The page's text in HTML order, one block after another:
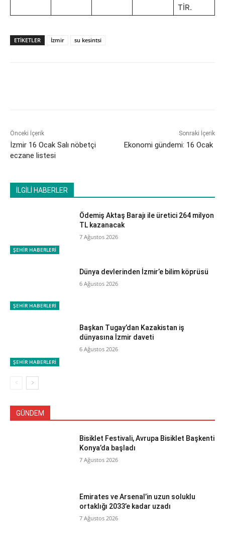
TİR.
ETİKETLER İzmir su kesintsi
Önceki İçerik
İzmir 16 Ocak Salı nöbetçi
eczane listesi
Sonraki İçerik
Ekonomi gündemi: 16 Ocak
İLGİLİ HABERLER
ŞEHİR HABERLERİ
Ödemiş Aktaş Barajı ile üretici 264 milyon
TL kazanacak
7 Ağustos 2026
ŞEHİR HABERLERİ
Dünya devlerinden İzmir’e bilim köprüsü
6 Ağustos 2026
ŞEHİR HABERLERİ
Başkan Tugay’dan Kazakistan iş
dünyasına İzmir daveti
6 Ağustos 2026
GÜNDEM
Bisiklet Festivali, Avrupa Bisiklet Başkenti
Konya’da başladı
7 Ağustos 2026
Emirates ve Arsenal’in uzun soluklu
ortaklığı 2033’e kadar uzadı
7 Ağustos 2026